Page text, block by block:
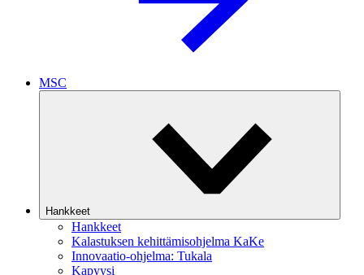
MSC
Hankkeet
Hankkeet
Kalastuksen kehittämisohjelma KaKe
Innovaatio-ohjelma: Tukala
Kapyysi